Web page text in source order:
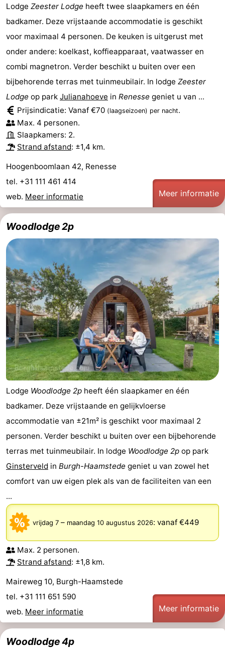
Zwembaden
Fietsen
-
Paardrijden
-
Golfbanen
-
Surfen
-
Duiken
Eten
en
drinken
Zeehonden
Evenementen
Praktisch
Jongeren
Forum
Route
-
Parkeren
Reisboekenwinkel
Nieuws
Medische
adressen
Regio
Zuid-
Holland
-
Leiden
Bollenstreek
Natuur
Hollands
Duin
-
Noordwijk
Katwijk
-
Scheveningen
-
Den
Haag
-
Rotterdam
-
Rockanje
Zeeland
Lodge Zeester Lodge heeft twee slaapkamers en één
badkamer. Deze vrijstaande accommodatie is geschikt
voor maximaal 4 personen. De keuken is uitgerust met
onder andere: koelkast, koffieapparaat, vaatwasser en
combi magnetron. Verder beschikt u buiten over een
bijbehorende terras met tuinmeubilair. In lodge Zeester
Lodge op park Julianahoeve in Renesse geniet u van ...
Prijsindicatie: Vanaf €70 (laagseizoen) per nacht.
Max. 4 personen.
Slaapkamers: 2.
Strand afstand: ±1,4 km.
Hoogenboomlaan 42, Renesse
tel. +31 111 461 414
web. Meer informatie Meer informatie
Woodlodge 2p
Lodge Woodlodge 2p heeft één slaapkamer en één
badkamer. Deze vrijstaande en gelijkvloerse
accommodatie van ±21m² is geschikt voor maximaal 2
personen. Verder beschikt u buiten over een bijbehorende
terras met tuinmeubilair. In lodge Woodlodge 2p op park
Ginsterveld in Burgh-Haamstede geniet u van zowel het
comfort van uw eigen plek als van de faciliteiten van een
...
vrijdag 7 – maandag 10 augustus 2026: vanaf €449
Max. 2 personen.
Strand afstand: ±1,8 km.
Maireweg 10, Burgh-Haamstede
tel. +31 111 651 590
web. Meer informatie Meer informatie
Woodlodge 4p